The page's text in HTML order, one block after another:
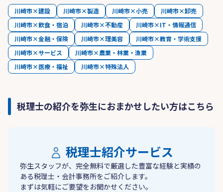
川崎市×建設 川崎市×製造 川崎市×小売
川崎市×卸売
川崎市×飲食・宿泊
川崎市×不動産
川崎市×IT・情報通信
川崎市×金融・保険
川崎市×理美容
川崎市×教育・学術支援
川崎市×サービス
川崎市×農業・林業・漁業
川崎市×医療・福祉
川崎市×特殊法人
税理士の紹介を弥生におまかせしたい方はこちら
税理士紹介サービス
弥生スタッフが、完全無料で厳選した豊富な経験と実績の
ある税理士・会計事務所をご紹介します。
まずは気軽にご要望をお聞かせください。